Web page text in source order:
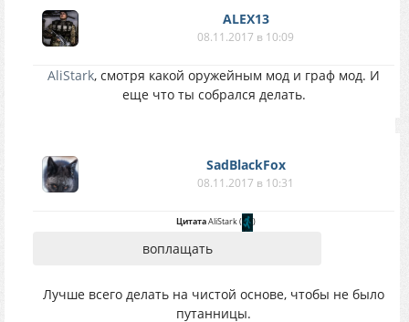
ALEX13
08.11.2017 в 10:09
AliStark, смотря какой оружейным мод и граф мод. И
еще что ты собрался делать.
SadBlackFox
08.11.2017 в 10:31
ЦитатаAliStark( )
воплащать
Лучше всего делать на чистой основе, чтобы не было
путанницы.